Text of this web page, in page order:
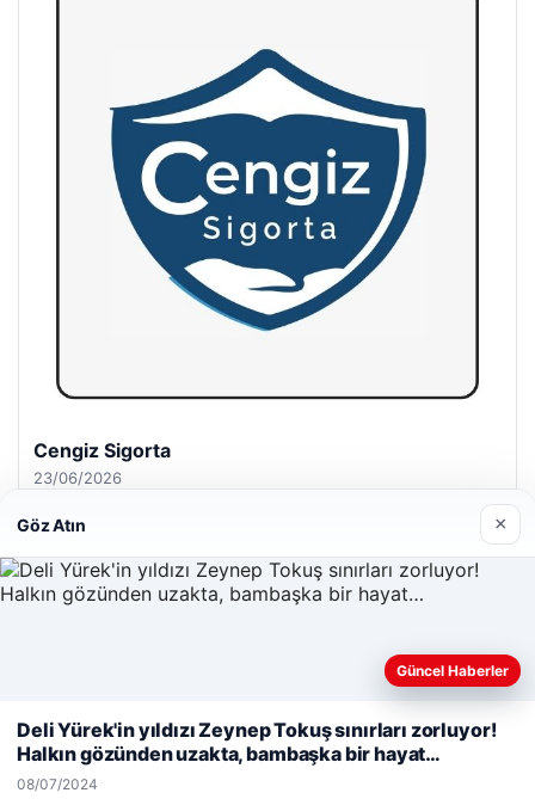
Hastaş Beton
26/05/2026
Web sitemizi nasıl kullandığınızı daha iyi anlayabilmek,
kullanıyoruz.Çerez Politikamız
Reddet
Göz Atın ×
Güncel Haberler
Deli Yürek'in yıldızı Zeynep Tokuş sınırları zorluyor!
Halkın gözünden uzakta, bambaşka bir hayat…
08/07/2024